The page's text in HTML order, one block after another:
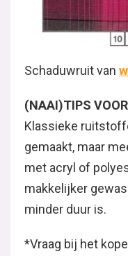
Schaduwruit van
(NAAI)TIPS
Klassieke
gemaakt, maar
met acryl of
makkelijker
minder duur is.
*Vraag bij het